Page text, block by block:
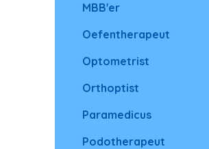
MBB'er
Oefentherapeut
Optometrist
Orthoptist
Paramedicus
Podotherapeut